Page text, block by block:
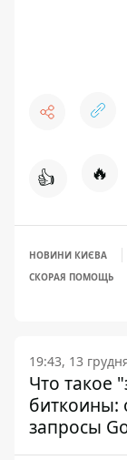
👍 🔥
НОВИНИ КИЄВА
СКОРАЯ ПОМОЩЬ
19:43, 13
Что такое
биткоины:
запросы